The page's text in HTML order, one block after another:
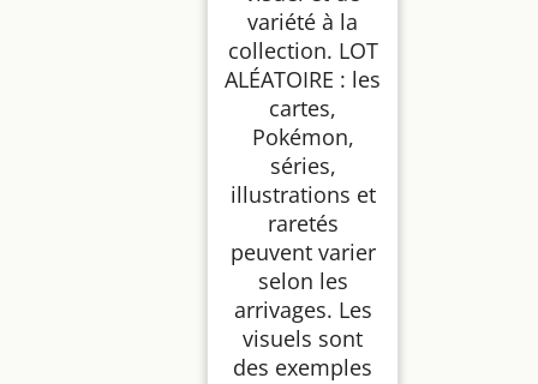
variété à la
collection. LOT
ALÉATOIRE : les
cartes,
Pokémon,
séries,
illustrations et
raretés
peuvent varier
selon les
arrivages. Les
visuels sont
des exemples